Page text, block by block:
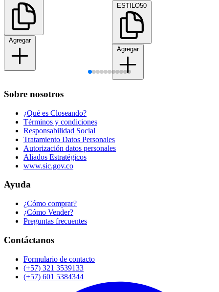
Agregar
ESTILO50
Agregar
Sobre nosotros
¿Qué es Closeando?
Términos y condiciones
Responsabilidad Social
Tratamiento Datos Personales
Autorización datos personales
Aliados Estratégicos
www.sic.gov.co
Ayuda
¿Cómo comprar?
¿Cómo Vender?
Preguntas frecuentes
Contáctanos
Formulario de contacto
(+57) 321 3539133
(+57) 601 5384344